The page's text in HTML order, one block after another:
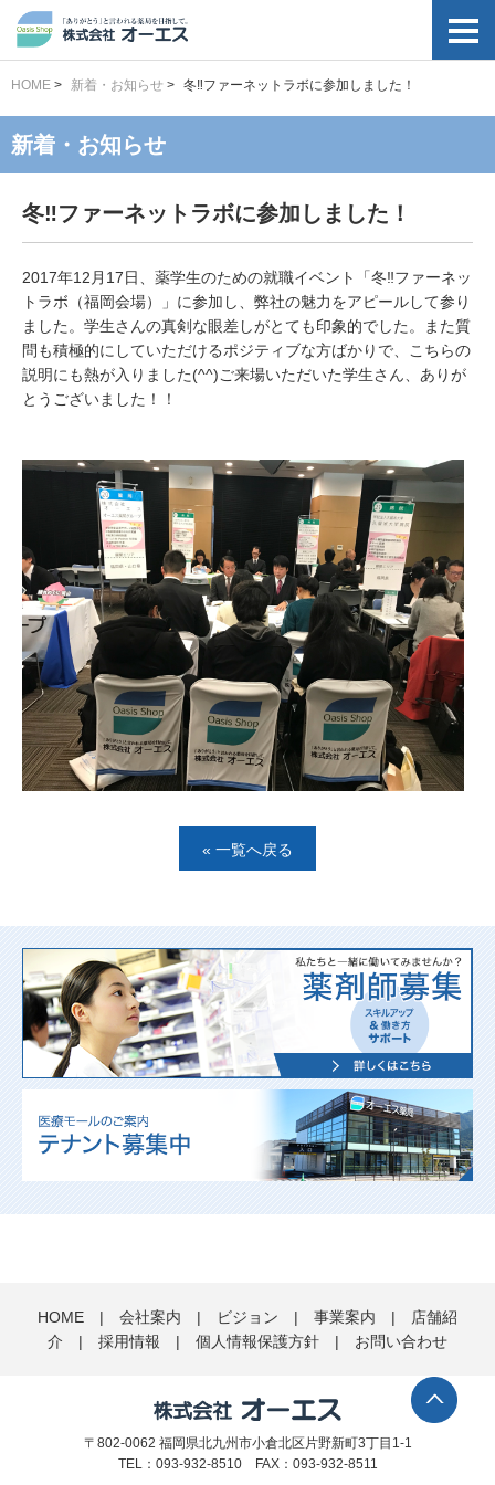
HOME > 新着・お知らせ > 冬‼ファーネットラボに参加しました！
新着・お知らせ
冬‼ファーネットラボに参加しました！
2017年12月17日、薬学生のための就職イベント「冬‼ファーネッ
トラボ（福岡会場）」に参加し、弊社の魅力をアピールして参り
ました。学生さんの真剣な眼差しがとても印象的でした。また質
問も積極的にしていただけるポジティブな方ばかりで、こちらの
説明にも熱が入りました(^^)ご来場いただいた学生さん、ありが
とうございました！！
« 一覧へ戻る
HOME | 会社案内 | ビジョン | 事業案内 | 店舗紹
介 | 採用情報 | 個人情報保護方針 | お問い合わせ
〒802-0062 福岡県北九州市小倉北区片野新町3丁目1-1
TEL：093-932-8510 FAX：093-932-8511